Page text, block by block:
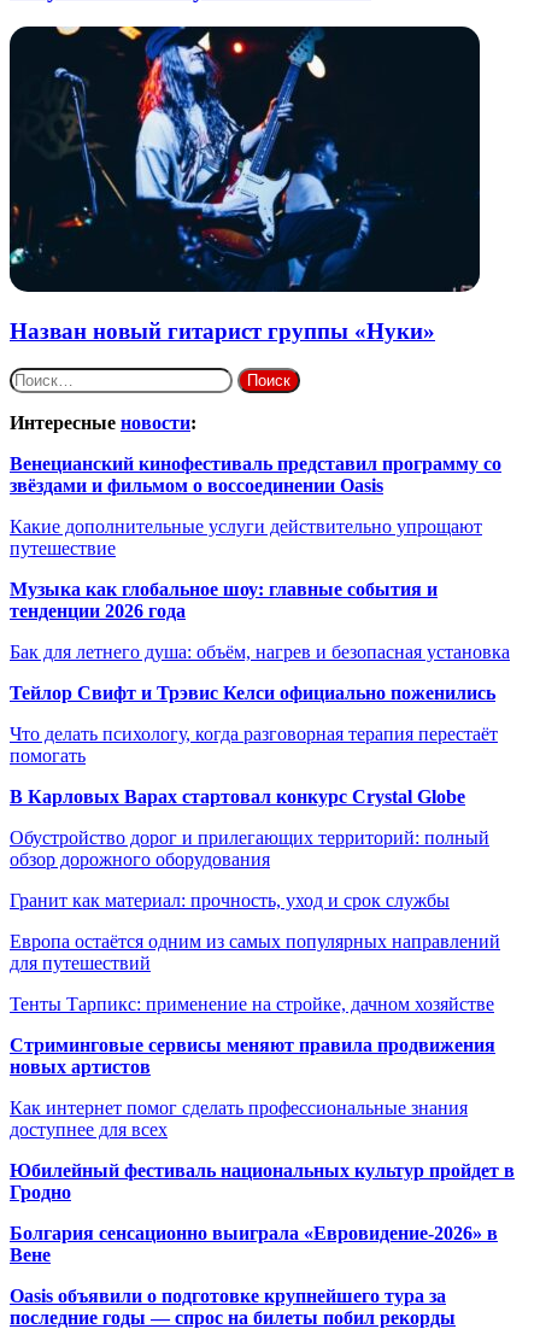
Назван новый гитарист группы «Нуки»
Найти:
Интересные новости:
Венецианский кинофестиваль представил программу со
звёздами и фильмом о воссоединении Oasis
Какие дополнительные услуги действительно упрощают
путешествие
Музыка как глобальное шоу: главные события и
тенденции 2026 года
Бак для летнего душа: объём, нагрев и безопасная установка
Тейлор Свифт и Трэвис Келси официально поженились
Что делать психологу, когда разговорная терапия перестаёт
помогать
В Карловых Варах стартовал конкурс Crystal Globe
Обустройство дорог и прилегающих территорий: полный
обзор дорожного оборудования
Гранит как материал: прочность, уход и срок службы
Европа остаётся одним из самых популярных направлений
для путешествий
Тенты Тарпикс: применение на стройке, дачном хозяйстве
Стриминговые сервисы меняют правила продвижения
новых артистов
Как интернет помог сделать профессиональные знания
доступнее для всех
Юбилейный фестиваль национальных культур пройдет в
Гродно
Болгария сенсационно выиграла «Евровидение-2026» в
Вене
Oasis объявили о подготовке крупнейшего тура за
последние годы — спрос на билеты побил рекорды